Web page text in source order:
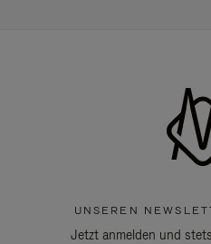
UNSEREN
Jetzt anmelden und